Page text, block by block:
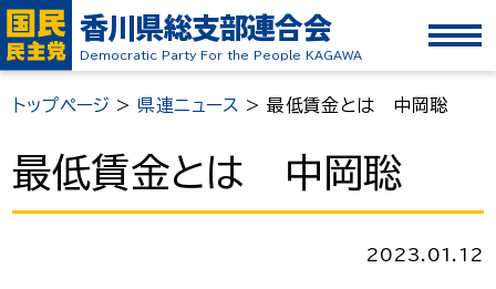
香川県総支部連合会
Democratic Party For the People KAGAWA
トップページ > 県連ニュース >最低賃金とは 中岡聡
最低賃金とは 中岡聡
2023.01.12